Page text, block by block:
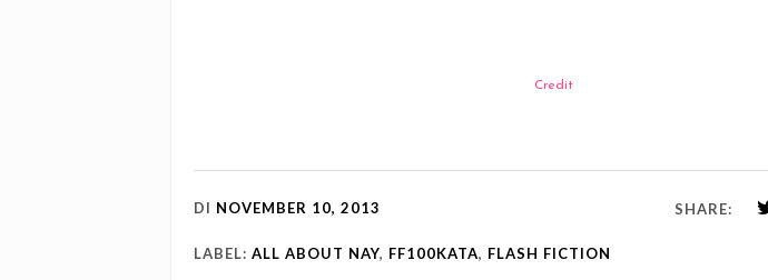
Credit
DI NOVEMBER 10, 2013 SHARE:
LABEL: ALL ABOUT NAY, FF100KATA, FLASH FICTION